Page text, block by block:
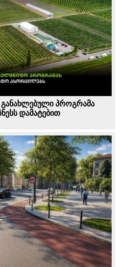
განახლებული პროგრამა
დამატებით